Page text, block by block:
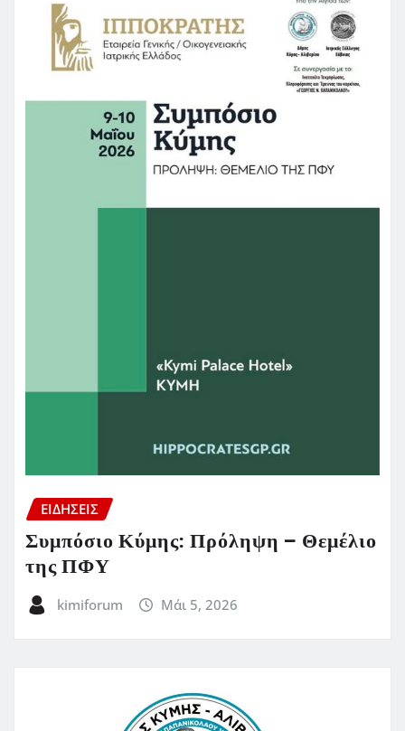
ΕΙΔΗΣΕΙΣ
Συμπόσιο Κύμης: Πρόληψη – Θεμέλιο
της ΠΦΥ
kimiforum Μάι 5, 2026